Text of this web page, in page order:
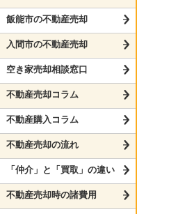
飯能市の不動産売却
入間市の不動産売却
空き家売却相談窓口
不動産売却コラム
不動産購入コラム
不動産売却の流れ
「仲介」と「買取」の違い
不動産売却時の諸費用